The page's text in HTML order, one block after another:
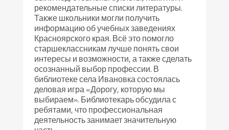
рекомендательные списки литературы.
Также школьники могли получить
информацию об учебных заведениях
Красноярского края. Всё это помогло
старшеклассникам лучше понять свои
интересы и возможности, а также сделать
осознанный выбор профессии. В
библиотеке села Ивановка состоялась
деловая игра «Дорогу, которую мы
выбираем». Библиотекарь обсудила с
ребятами, что профессиональная
деятельность занимает значительную